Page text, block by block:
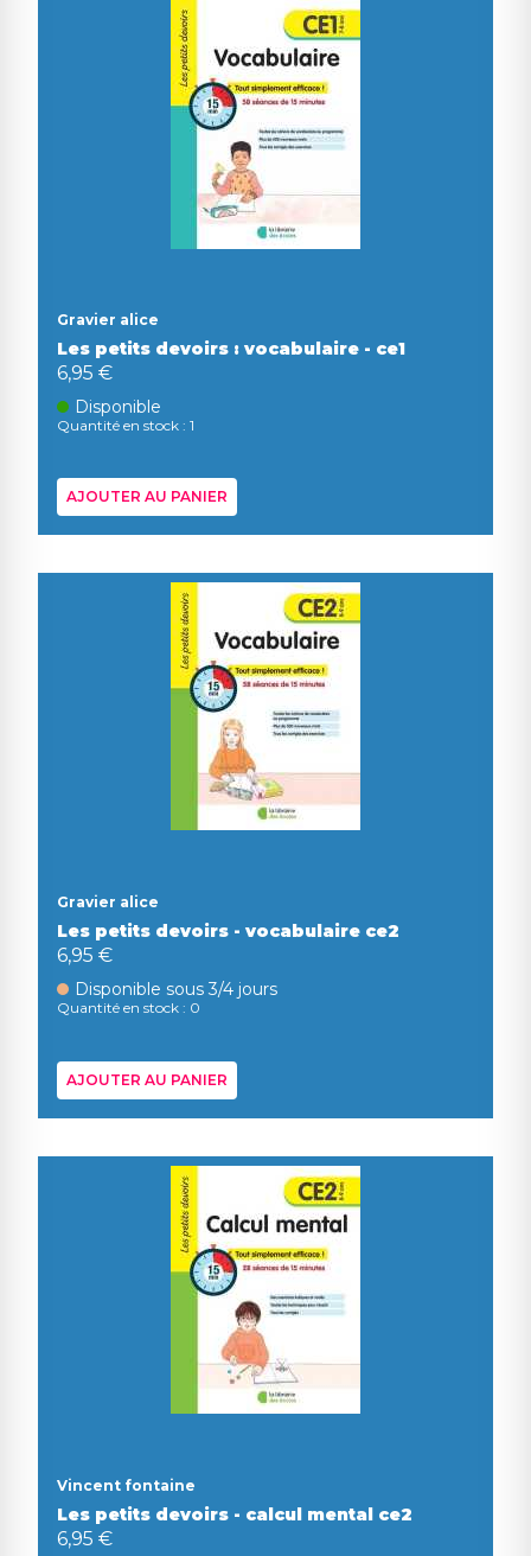
Gravier alice
Les petits devoirs : vocabulaire - ce1
6,95 €
Disponible
Quantité en stock : 1
AJOUTER AU PANIER
Gravier alice
Les petits devoirs - vocabulaire ce2
6,95 €
Disponible sous 3/4 jours
Quantité en stock : 0
AJOUTER AU PANIER
Vincent fontaine
Les petits devoirs - calcul mental ce2
6,95 €